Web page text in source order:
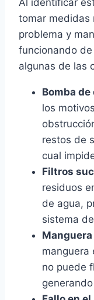
Al identificar
tomar medidas
problema y
funcionando
algunas de las
Bomba
los
restos de
cual
Filtros
residuos
de agua,
sistema
manguera
no puede